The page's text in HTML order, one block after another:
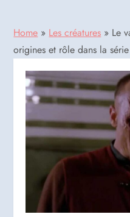
Home » Les créatures » Le
origines et rôle dans la série